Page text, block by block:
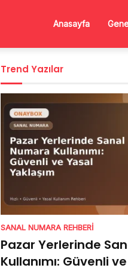
Anasayfa
Trend Yazılar
SANAL NUMARA REHBERI
Pazar Yerlerinde
Kullanımı: Güvenli